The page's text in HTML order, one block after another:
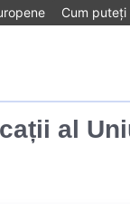
Cum puteți
al